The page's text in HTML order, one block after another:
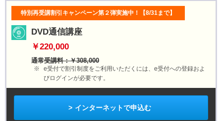
特別再受講割引キャンペーン第２弾実施中！【8/31まで】
DVD通信講座
￥220,000
通常受講料：￥308,000
e受付で割引制度をご利用いただくには、e受付への登録およ
びログインが必要です。
インターネットで申込む